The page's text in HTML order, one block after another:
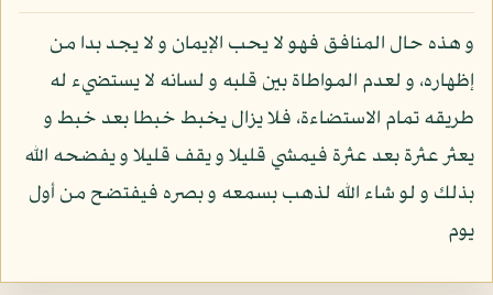
و هذه حال المنافق فهو لا يحب الإيمان و لا يجد بدا من
إظهاره، و لعدم المواطاة بين قلبه و لسانه لا يستضيء له
طريقه تمام الاستضاءة، فلا يزال يخبط خبطا بعد خبط و
يعثر عثرة بعد عثرة فيمشي قليلا و يقف قليلا و يفضحه الله
بذلك و لو شاء الله لذهب بسمعه و بصره فيفتضح من أول
يوم